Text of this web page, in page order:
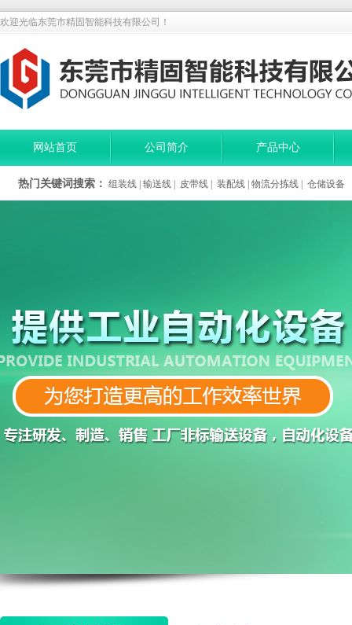
欢迎光临东莞市精固智能科技有限公司！
网站首页 公司简介 产品中心
热门关键词搜索： 组装线 输送线 皮带线 装配线 物流分拣线 仓储设备